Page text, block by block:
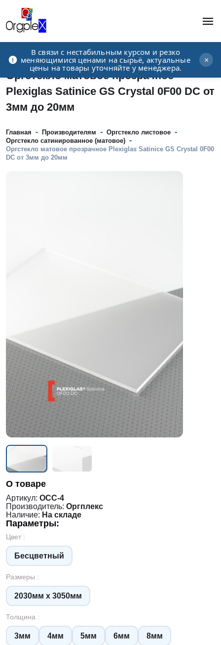
В связи с нестабильным курсом и резко
меняющимися ценами на сырьё, актуальные
цены на товары уточняйте у менеджера.
×
Рекламно-производственная компания
Оргстекло матовое прозрачное
Plexiglas Satinice GS Crystal 0F00 DC от
3мм до 20мм
Главная - Производителям - Оргстекло листовое -
Оргстекло сатинированное (матовое) -
Оргстекло матовое прозрачное Plexiglas Satinice GS Crystal 0F00
DC от 3мм до 20мм
О товаре
Артикул: ОСС-4
Производитель: Оргплекс
Наличие: На складе
Параметры:
Цвет :
Бесцветный
Размеры :
2030мм х 3050мм
Толщина :
3мм 4мм 5мм 6мм 8мм